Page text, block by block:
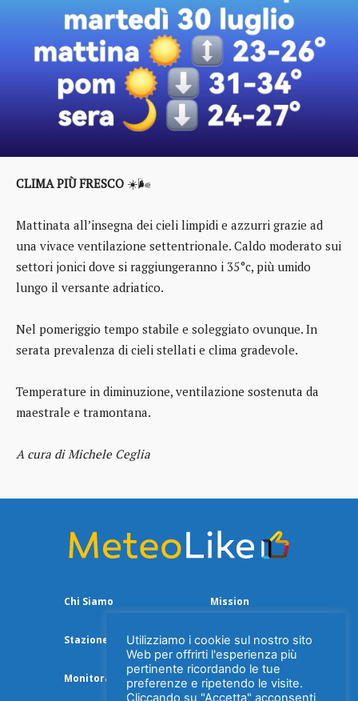
CLIMA PIÙ FRESCO ☀️🌬️
Mattinata all’insegna dei cieli limpidi e azzurri grazie ad
una vivace ventilazione settentrionale. Caldo moderato sui
settori jonici dove si raggiungeranno i 35°c, più umido
lungo il versante adriatico.
Nel pomeriggio tempo stabile e soleggiato ovunque. In
serata prevalenza di cieli stellati e clima gradevole.
Temperature in diminuzione, ventilazione sostenuta da
maestrale e tramontana.
A cura di Michele Ceglia
Chi Siamo Mission
Stazione Meteo
Monitoraggio Aria
Utilizziamo i cookie sul nostro sito
Web per offrirti l'esperienza più
pertinente ricordando le tue
preferenze e ripetendo le visite.
Cliccando su "Accetta" acconsenti